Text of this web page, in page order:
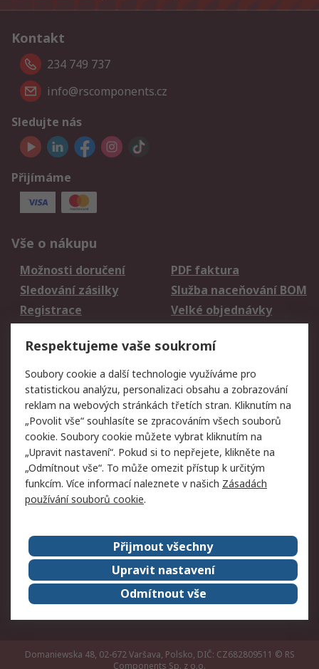
Kontakt
234 749 737
info@rscomponents.cz
Sledujte nás
Přijímáme
Vše o nákupu
Možnosti doručení
PDF faktura
Sledování zásilky
Služba naceňování BOM
Registrace
Velké objednávky
Právní
Autorská práva
Obchodní podmínky
společnosti RS
Prohlášení o ochraně
údajů
Zabezpečení
elektronické pošty
Zásady pro soubory
cookie
Zásady ochrany
osobních údajů
Kontakt
O naší společnosti
RS Group
Kariéra
Ocenění
ESG
Domaniewska 48, 02-672 Varšava, Polsko, DIČ: CZ682809511 © RS
Components Sp. z o.o.
Respektujeme vaše soukromí
Soubory cookie a další technologie využíváme pro
statistickou analýzu, personalizaci obsahu a zobrazování
reklam na webových stránkách třetích stran. Kliknutím na
„Povolit vše“ souhlasíte se zpracováním všech souborů
cookie. Soubory cookie můžete vybrat kliknutím na
„Upravit nastavení“. Pokud si to nepřejete, klikněte na
„Odmítnout vše“. To může omezit přístup k určitým
funkcím. Více informací naleznete v našich Zásadách
používání souborů cookie.
Přijmout všechny
Upravit nastavení
Odmítnout vše